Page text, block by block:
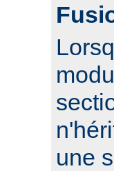
une